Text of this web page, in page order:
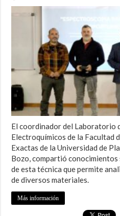
El coordinador del Laboratorio
Electroquímicos de la Facultad
Exactas de la Universidad de
Bozo, compartió conocimientos
de esta técnica que permite
de diversos materiales.
Más información